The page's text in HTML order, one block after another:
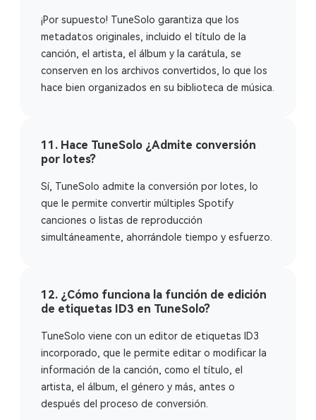
¡Por supuesto! TuneSolo garantiza que los
metadatos originales, incluido el título de la
canción, el artista, el álbum y la carátula, se
conserven en los archivos convertidos, lo que los
hace bien organizados en su biblioteca de música.
11. Hace TuneSolo ¿Admite conversión
por lotes?
Sí, TuneSolo admite la conversión por lotes, lo
que le permite convertir múltiples Spotify
canciones o listas de reproducción
simultáneamente, ahorrándole tiempo y esfuerzo.
12. ¿Cómo funciona la función de edición
de etiquetas ID3 en TuneSolo?
TuneSolo viene con un editor de etiquetas ID3
incorporado, que le permite editar o modificar la
información de la canción, como el título, el
artista, el álbum, el género y más, antes o
después del proceso de conversión.